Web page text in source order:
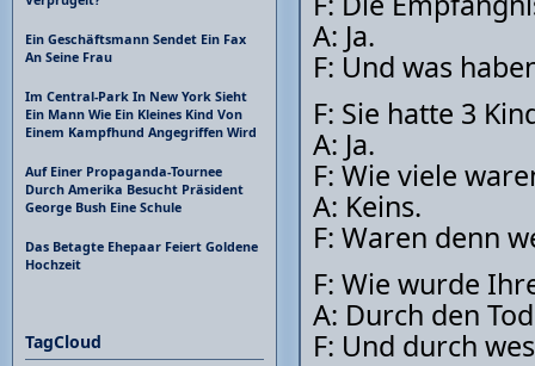
A: Ja.
F: Und was
F: Sie hatte 3
A: Ja.
F: Wie viele
A: Keins.
F: Waren denn
F: Wie wurde
A: Durch den
F: Und durch
Ein Geschäftsmann Sendet Ein Fax
An Seine Frau
Im Central-Park In New York Sieht
Ein Mann Wie Ein Kleines Kind Von
Einem Kampfhund Angegriffen Wird
Auf Einer Propaganda-Tournee
Durch Amerika Besucht Präsident
George Bush Eine Schule
Das Betagte Ehepaar Feiert Goldene
Hochzeit
TagCloud